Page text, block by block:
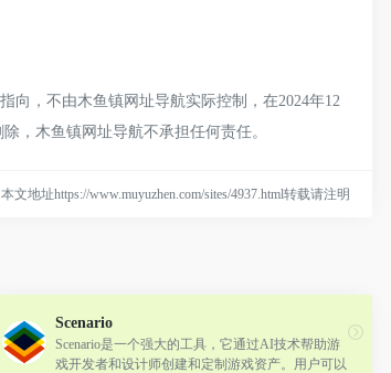
向，不由木鱼镇网址导航实际控制，在2024年12
，木鱼镇网址导航不承担任何责任。
本文地址https://www.muyuzhen.com/sites/4937.html转载请注明
Scenario
Scenario是一个强大的工具，它通过AI技术帮助游
戏开发者和设计师创建和定制游戏资产。用户可以